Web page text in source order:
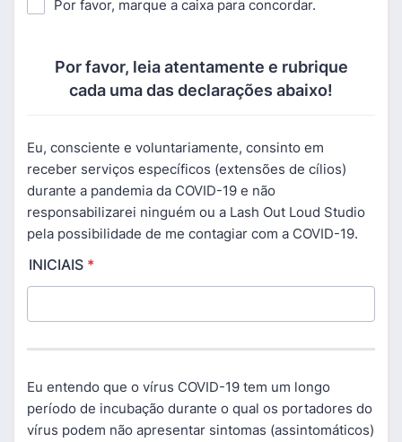
Por favor, marque a caixa para concordar.
Por favor, leia atentamente e rubrique
cada uma das declarações abaixo!
Eu, consciente e voluntariamente, consinto em
receber serviços específicos (extensões de cílios)
durante a pandemia da COVID-19 e não
responsabilizarei ninguém ou a Lash Out Loud Studio
pela possibilidade de me contagiar com a COVID-19.
INICIAIS *
Eu entendo que o vírus COVID-19 tem um longo
período de incubação durante o qual os portadores do
vírus podem não apresentar sintomas (assintomáticos)